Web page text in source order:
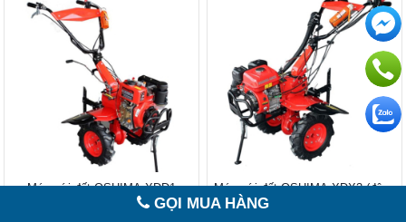
Máy xới đất OSHIMA XDD1
Máy xới đất OSHIMA XDX3 (động
cơ Jiangdong)
GỌI MUA HÀNG